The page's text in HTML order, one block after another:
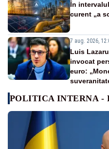
În
curent „a
7 aug. 2026,
Luis
invocat
euro:
POLITICA INTERNA -